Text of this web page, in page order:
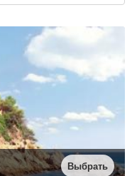
Выбрать